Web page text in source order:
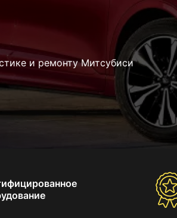
и ремонту Митсубиси